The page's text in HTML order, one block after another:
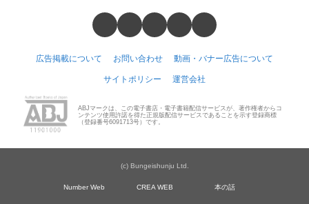
広告掲載について お問い合わせ 動画・バナー広告について
サイトポリシー 運営会社
ABJマークは、この電子書店・電子書籍配信サービスが、著作権者からコ
ンテンツ使用許諾を得た正規版配信サービスであることを示す登録商標
（登録番号6091713号）です。
(c) Bungeishunju Ltd.
Number Web CREA WEB 本の話